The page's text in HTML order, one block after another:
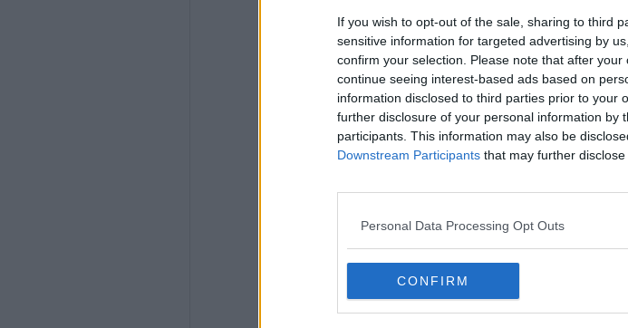
If you wish to opt-out of the sale, sharing to third
sensitive information for targeted advertising by
confirm your selection. Please note that after
continue seeing interest-based ads based on
information disclosed to third parties prior to your
further disclosure of your personal information by
participants. This information may also be
Downstream Participants that may further
Personal Data Processing Opt Outs
CONFIRM